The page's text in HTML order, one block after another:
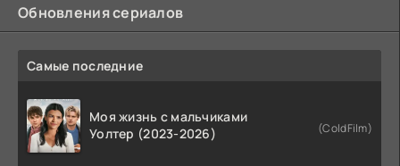
Обновления сериалов
Самые последние
Моя жизнь с мальчиками
Уолтер (2023-2026)
(ColdFilm)